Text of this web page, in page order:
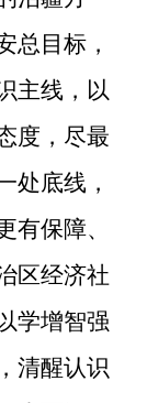
总目标，
主线，以
度，尽最
处底线，
有保障、
区经济社
学增智强
清醒认识